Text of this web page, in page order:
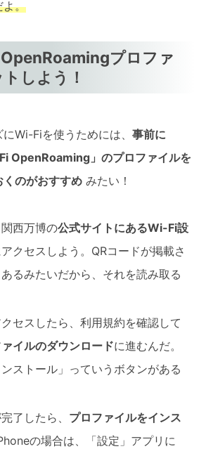
よ。
プロファ
しよう！
Wi-Fiを使うためには、 事前に
OpenRoaming」のプロファイルを
のがおすすめ みたい！
西万博の公式サイトにあるWi-Fi設
クセスしよう。QRコードが掲載さ
るみたいだから、それを読み取る
セスしたら、利用規約を確認して
イルのダウンロードに進むんだ。
ンストール」っていうボタンがある
了したら、 プロファイルをインス
の場合は、「設定」アプリに